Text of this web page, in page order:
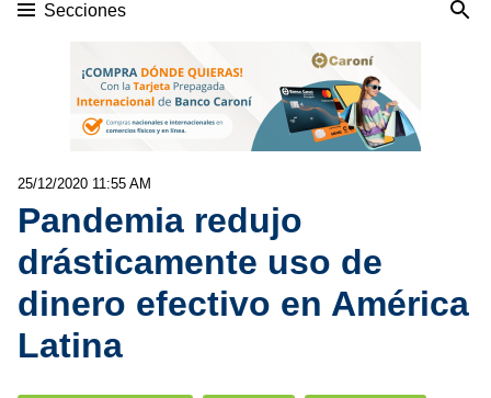
Secciones
25/12/2020 11:55 AM
Pandemia redujo
drásticamente uso de
dinero efectivo en América
Latina